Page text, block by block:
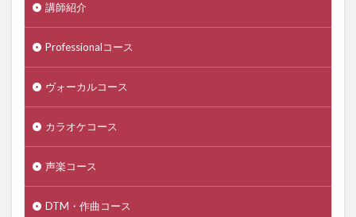
講師紹介
Professionalコース
ヴォーカルコース
カラオケコース
声楽コース
DTM・作曲コース